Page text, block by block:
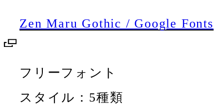
Zen Maru Gothic / Google Fonts
フリーフォント
スタイル：5種類